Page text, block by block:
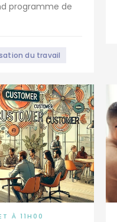
programme de
du travail
À 11H00